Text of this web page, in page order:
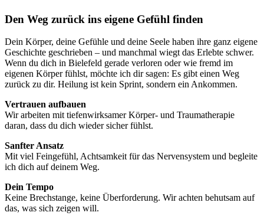
Den Weg zurück ins eigene Gefühl finden
Dein Körper, deine Gefühle und deine Seele haben ihre ganz eigene
Geschichte geschrieben – und manchmal wiegt das Erlebte schwer.
Wenn du dich in Bielefeld gerade verloren oder wie fremd im
eigenen Körper fühlst, möchte ich dir sagen: Es gibt einen Weg
zurück zu dir. Heilung ist kein Sprint, sondern ein Ankommen.
Vertrauen aufbauen
Wir arbeiten mit tiefenwirksamer Körper- und Traumatherapie
daran, dass du dich wieder sicher fühlst.
Sanfter Ansatz
Mit viel Feingefühl, Achtsamkeit für das Nervensystem und begleite
ich dich auf deinem Weg.
Dein Tempo
Keine Brechstange, keine Überforderung. Wir achten behutsam auf
das, was sich zeigen will.